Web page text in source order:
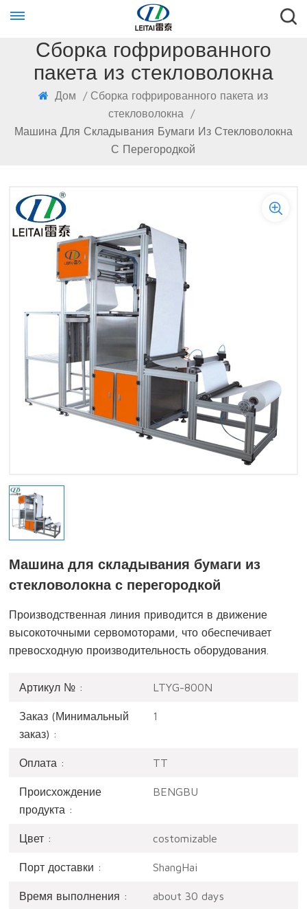
Сборка гофрированного
пакета из стекловолокна
Дом / Сборка гофрированного пакета из
стекловолокна
/
Машина Для Складывания Бумаги Из Стекловолокна
С Перегородкой
Машина для складывания бумаги из
стекловолокна с перегородкой
Производственная линия приводится в движение
высокоточными сервомоторами, что обеспечивает
превосходную производительность оборудования.
Артикул № : LTYG-800N
Заказ (Минимальный
заказ) :
1
Оплата : TT
Происхождение
продукта :
BENGBU
Цвет : costomizable
Порт доставки : ShangHai
Время выполнения : about 30 days